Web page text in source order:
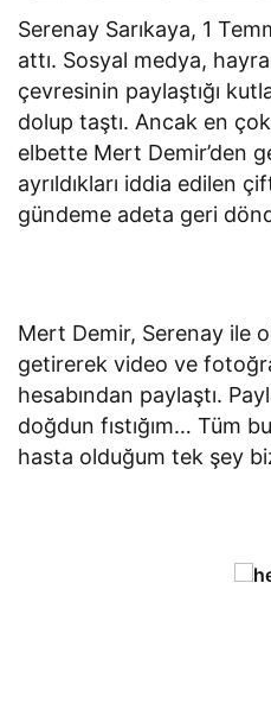
Serenay Sarıkaya, 1
attı. Sosyal medya,
çevresinin paylaştığı
dolup taştı. Ancak en
elbette Mert Demir’den
ayrıldıkları iddia edilen
gündeme adeta geri
Mert Demir, Serenay ile
getirerek video ve
hesabından paylaştı.
doğdun fıstığım… Tüm
hasta olduğum tek şey